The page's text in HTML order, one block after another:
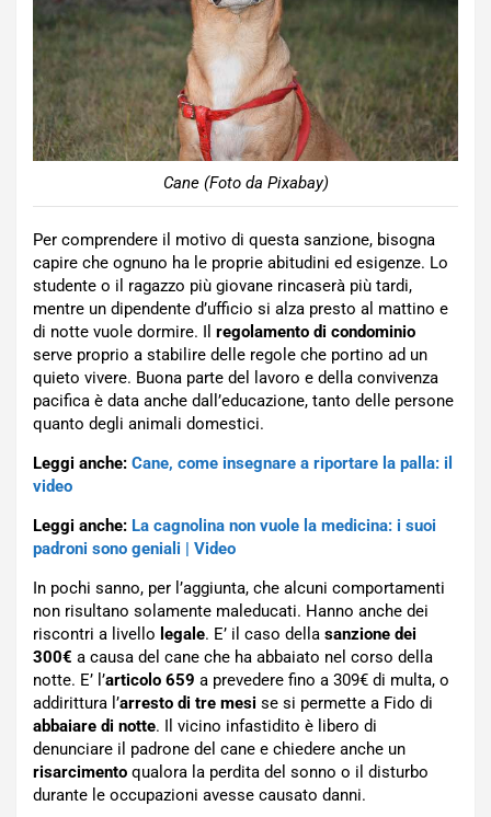
Cane (Foto da Pixabay)
Per comprendere il motivo di questa sanzione, bisogna
capire che ognuno ha le proprie abitudini ed esigenze. Lo
studente o il ragazzo più giovane rincaserà più tardi,
mentre un dipendente d’ufficio si alza presto al mattino e
di notte vuole dormire. Il regolamento di condominio
serve proprio a stabilire delle regole che portino ad un
quieto vivere. Buona parte del lavoro e della convivenza
pacifica è data anche dall’educazione, tanto delle persone
quanto degli animali domestici.
Leggi anche: Cane, come insegnare a riportare la palla: il
video
Leggi anche: La cagnolina non vuole la medicina: i suoi
padroni sono geniali | Video
In pochi sanno, per l’aggiunta, che alcuni comportamenti
non risultano solamente maleducati. Hanno anche dei
riscontri a livello legale. E’ il caso della sanzione dei
300€ a causa del cane che ha abbaiato nel corso della
notte. E’ l’articolo 659 a prevedere fino a 309€ di multa, o
addirittura l’arresto di tre mesi se si permette a Fido di
abbaiare di notte. Il vicino infastidito è libero di
denunciare il padrone del cane e chiedere anche un
risarcimento qualora la perdita del sonno o il disturbo
durante le occupazioni avesse causato danni.